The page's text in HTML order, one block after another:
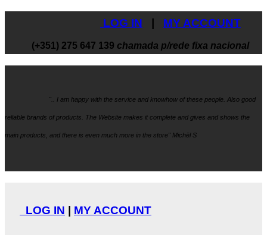
LOG IN MY ACCOUNT
(+351) 275 647 139 chamada p/rede fixa nacional
".. I am happy with the service and knowhow of these people. Also good
reliable brands of products. The Website makes it complete and gives and shows the
main products, and there is even much more in the store" Michël S
LOG IN MY ACCOUNT